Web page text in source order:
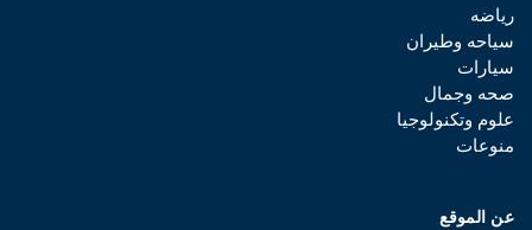
رياضه
سياحه وطيران
سيارات
صحه وجمال
علوم وتكنولوجيا
منوعات
عن الموقع